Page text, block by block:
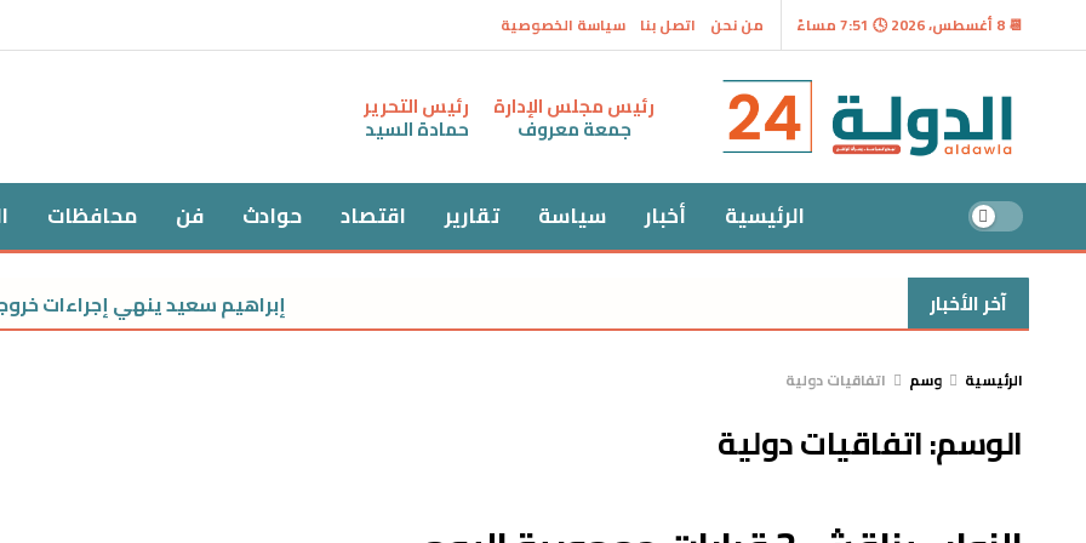
📆 8 أغسطس، 2026 🕓 7:51 مساءً من نحن اتصل بنا سياسة الخصوصية
رئيس مجلس الإدارة
جمعة معروف
رئيس التحرير
حمادة السيد
الرئيسية أخبار سياسة تقارير اقتصاد حوادث فن محافظات
آخر الأخبار إبراهيم سعيد ينهي إجراءات خروجه من القسم بعد
الرئيسية وسم اتفاقيات دولية
الوسم:اتفاقيات دولية